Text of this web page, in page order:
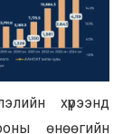
хүрээнд
өнөөгийн